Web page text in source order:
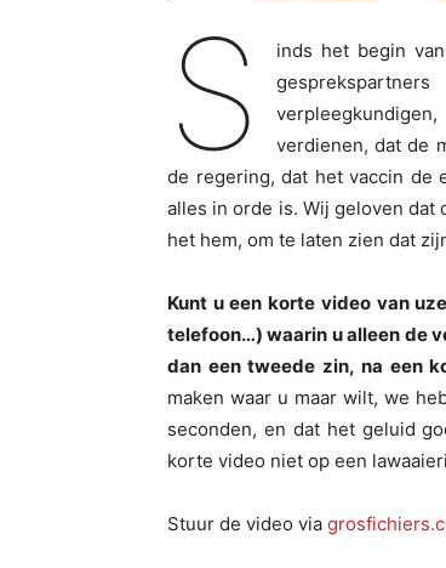
S
inds het begin
verdienen, dat de
de regering, dat het vaccin de
alles in orde is. Wij geloven dat
het hem, om te laten zien dat
Kunt u een korte video van
telefoon…) waarin u alleen de
dan een tweede zin, na een
maken waar u maar wilt, we
seconden, en dat het geluid
korte video niet op een
Stuur de video via